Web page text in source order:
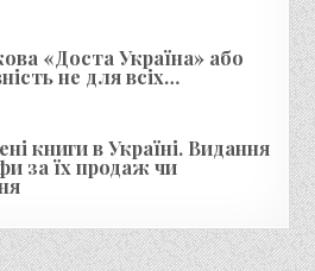
«Доста Україна» або
не для всіх…
книги в Україні. Видання
за їх продаж чи